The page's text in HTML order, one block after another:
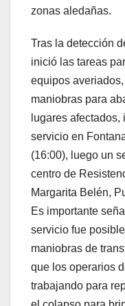
zonas aledañas.
Tras la detección
inició las tareas
equipos
maniobras para
lugares
servicio en
(16:00), luego un
centro de
Margarita Belén,
Es importante
servicio fue
maniobras de
que los operarios
trabajando para